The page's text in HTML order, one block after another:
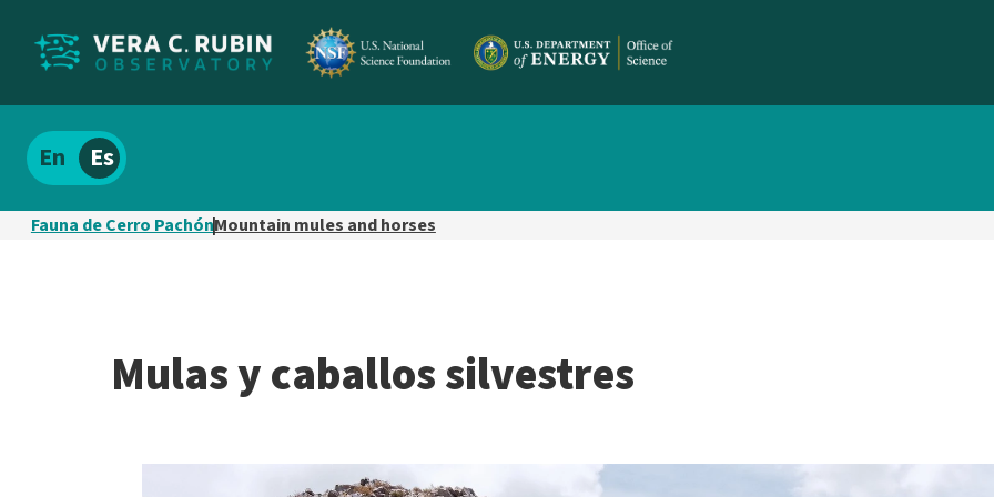
Localizar
el
contenido
Español
Fauna de Cerro PachónMountain mules and horses
Mulas y caballos silvestres